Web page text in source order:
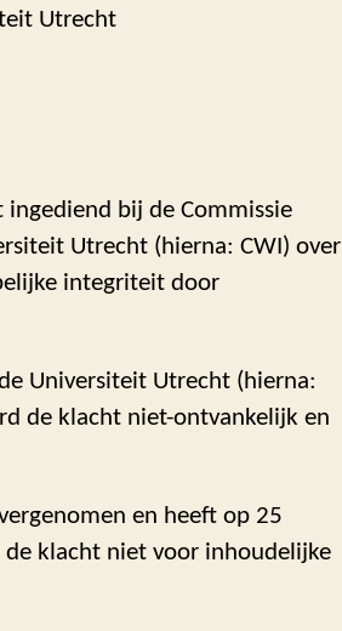
Utrecht
bij de Commissie
Utrecht (hierna: CWI) over
integriteit door
Universiteit Utrecht (hierna:
de klacht niet-ontvankelijk en
en heeft op 25
klacht niet voor inhoudelijke